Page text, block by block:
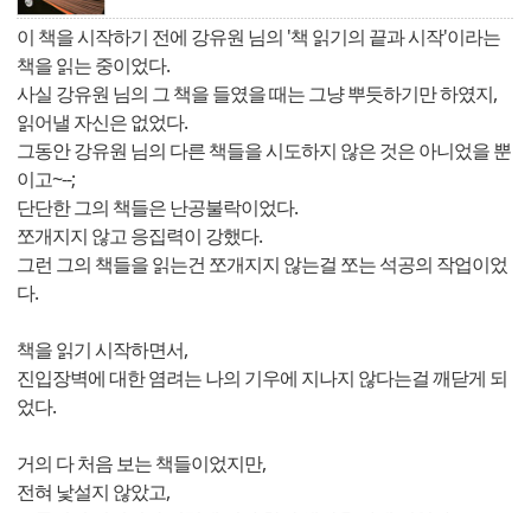
이 책을 시작하기 전에 강유원 님의 '책 읽기의 끝과 시작'이라는
책을 읽는 중이었다.
사실 강유원 님의 그 책을 들였을 때는 그냥 뿌듯하기만 하였지,
읽어낼 자신은 없었다.
그동안 강유원 님의 다른 책들을 시도하지 않은 것은 아니었을 뿐
이고~--;
단단한 그의 책들은 난공불락이었다.
쪼개지지 않고 응집력이 강했다.
그런 그의 책들을 읽는건 쪼개지지 않는걸 쪼는 석공의 작업이었
다.
책을 읽기 시작하면서,
진입장벽에 대한 염려는 나의 기우에 지나지 않다는걸 깨닫게 되
었다.
거의 다 처음 보는 책들이었지만,
전혀 낯설지 않았고,